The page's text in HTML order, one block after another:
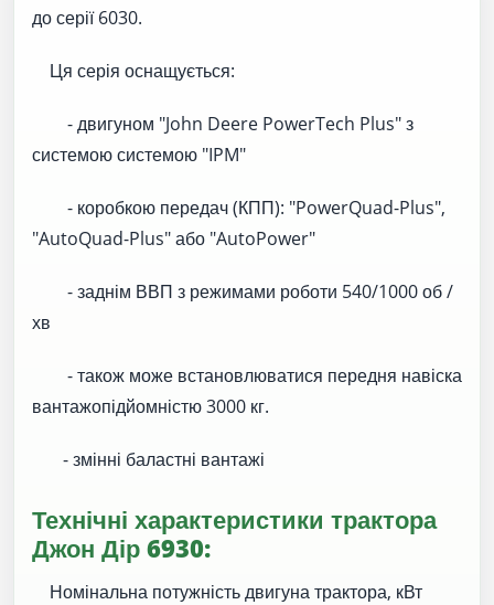
до серії 6030.
Ця серія оснащується:
- двигуном "John Deere PowerTech Plus" з
системою системою "IPM"
- коробкою передач (КПП): "PowerQuad-Plus",
"AutoQuad-Plus" або "AutoPower"
- заднім ВВП з режимами роботи 540/1000 об /
хв
- також може встановлюватися передня навіска
вантажопідйомністю 3000 кг.
- змінні баластні вантажі
Технічні характеристики трактора
Джон Дір 6930:
Номінальна потужність двигуна трактора, кВт